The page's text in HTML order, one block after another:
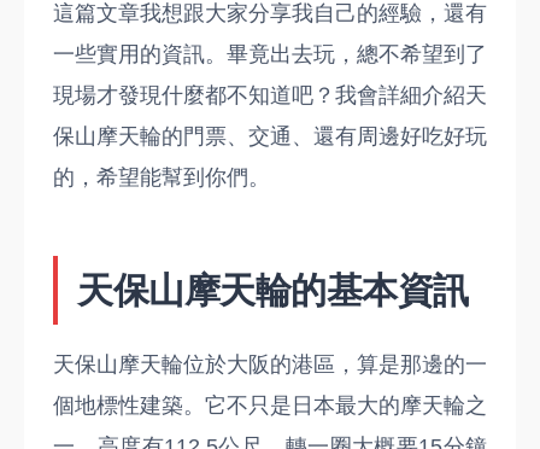
這篇文章我想跟大家分享我自己的經驗，還有
一些實用的資訊。畢竟出去玩，總不希望到了
現場才發現什麼都不知道吧？我會詳細介紹天
保山摩天輪的門票、交通、還有周邊好吃好玩
的，希望能幫到你們。
天保山摩天輪的基本資訊
天保山摩天輪位於大阪的港區，算是那邊的一
個地標性建築。它不只是日本最大的摩天輪之